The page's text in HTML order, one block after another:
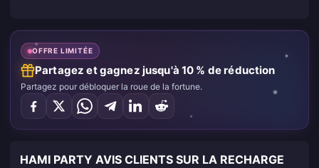
OFFRE LIMITÉE
Partagez et gagnez jusqu'à 10 % de réduction
Partagez pour débloquer la roue de la fortune.
HAMI PARTY AVIS CLIENTS SUR LA RECHARGE